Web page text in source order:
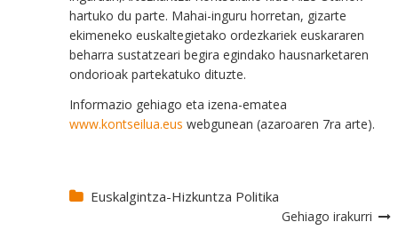
hartuko du parte. Mahai-inguru horretan, gizarte
ekimeneko euskaltegietako ordezkariek euskararen
beharra sustatzeari begira egindako hausnarketaren
ondorioak partekatuko dituzte.
Informazio gehiago eta izena-ematea
www.kontseilua.eus webgunean (azaroaren 7ra arte).
Euskalgintza-Hizkuntza Politika
Gehiago irakurri